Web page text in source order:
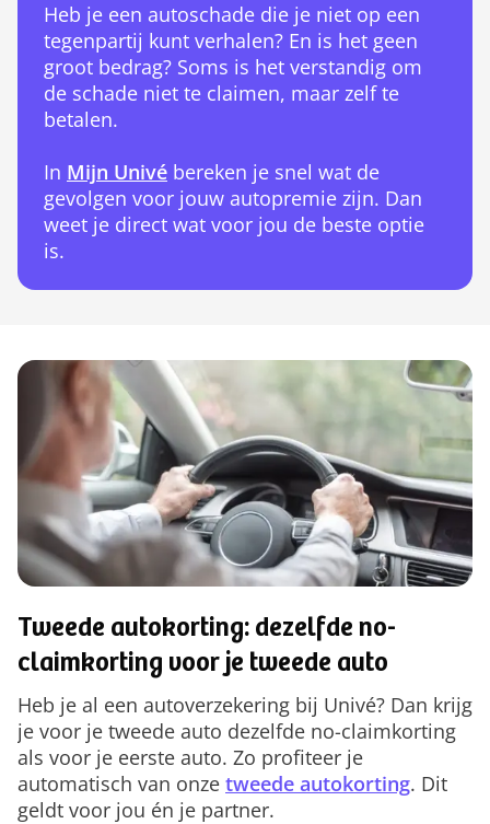
Heb je een autoschade die je niet op een
tegenpartij kunt verhalen? En is het geen
groot bedrag? Soms is het verstandig om
de schade niet te claimen, maar zelf te
betalen.
In Mijn Univé bereken je snel wat de
gevolgen voor jouw autopremie zijn. Dan
weet je direct wat voor jou de beste optie
is.
Tweede autokorting: dezelfde no-
claimkorting voor je tweede auto
Heb je al een autoverzekering bij Univé? Dan krijg
je voor je tweede auto dezelfde no-claimkorting
als voor je eerste auto. Zo profiteer je
automatisch van onze tweede autokorting. Dit
geldt voor jou én je partner.